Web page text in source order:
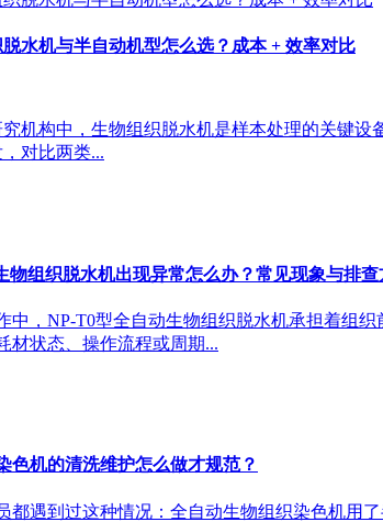
水机与半自动机型怎么选？成本 + 效率对比
机构中，生物组织脱水机是样本处理的关键
对比两类...
物组织脱水机出现异常怎么办？常见现象与排查
中，NP-T0型全自动生物组织脱水机承担着组
材状态、操作流程或周期...
色机的清洗维护怎么做才规范？
都遇到过这种情况：全自动生物组织染色机用